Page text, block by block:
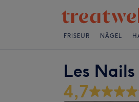
FRISEUR NÄGEL
Les
4,7